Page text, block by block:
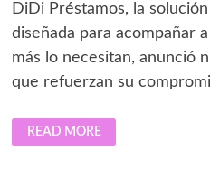
DiDi Préstamos, la
diseñada para acompañar
más lo necesitan, anunció
que refuerzan su
DIDI
PRÉSTAMOS
SUPERA
READ MORE